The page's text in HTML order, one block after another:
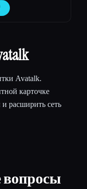
чтобы вы
на победном
Avatalk.
карточке
расширить сеть
вопросы